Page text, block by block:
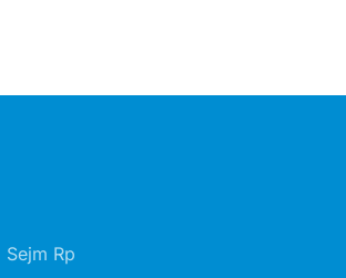
Sejm Rp